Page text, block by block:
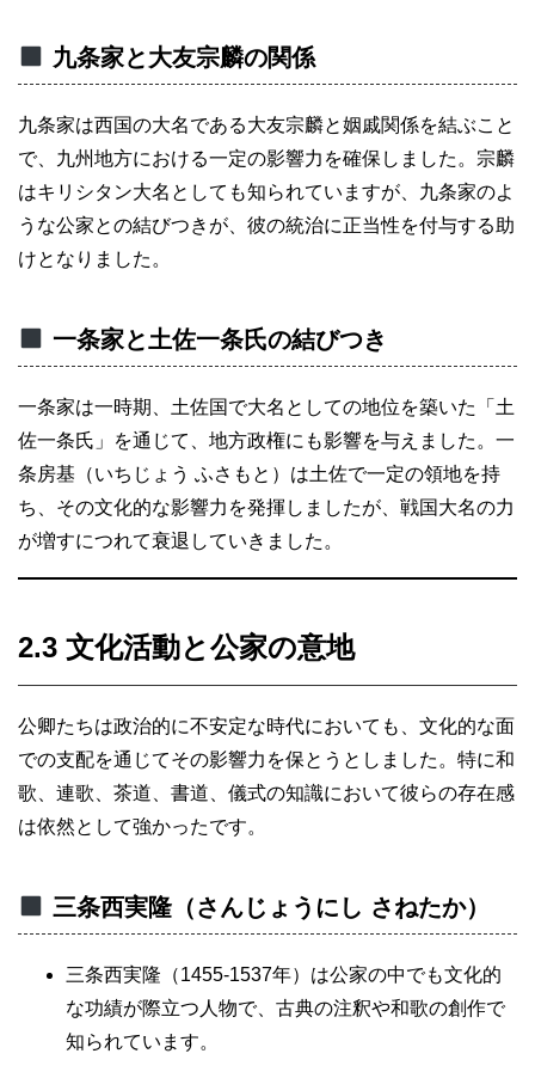
九条家と大友宗麟の関係
九条家は西国の大名である大友宗麟と姻戚関係を結ぶこと
で、九州地方における一定の影響力を確保しました。宗麟
はキリシタン大名としても知られていますが、九条家のよ
うな公家との結びつきが、彼の統治に正当性を付与する助
けとなりました。
一条家と土佐一条氏の結びつき
一条家は一時期、土佐国で大名としての地位を築いた「土
佐一条氏」を通じて、地方政権にも影響を与えました。一
条房基（いちじょう ふさもと）は土佐で一定の領地を持
ち、その文化的な影響力を発揮しましたが、戦国大名の力
が増すにつれて衰退していきました。
2.3 文化活動と公家の意地
公卿たちは政治的に不安定な時代においても、文化的な面
での支配を通じてその影響力を保とうとしました。特に和
歌、連歌、茶道、書道、儀式の知識において彼らの存在感
は依然として強かったです。
三条西実隆（さんじょうにし さねたか）
三条西実隆（1455-1537年）は公家の中でも文化的
な功績が際立つ人物で、古典の注釈や和歌の創作で
知られています。